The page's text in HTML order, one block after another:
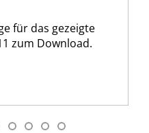
für das gezeigte
zum Download.